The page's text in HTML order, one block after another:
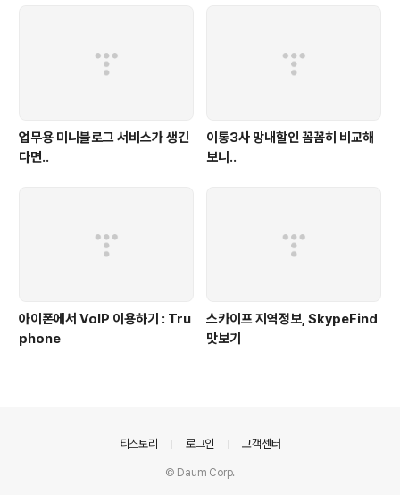
업무용 미니블로그 서비스가 생긴
다면..
이통3사 망내할인 꼼꼼히 비교해
보니..
아이폰에서 VoIP 이용하기 : Tru
phone
스카이프 지역정보, SkypeFind
맛보기
티스토리 로그인 고객센터
© Daum Corp.